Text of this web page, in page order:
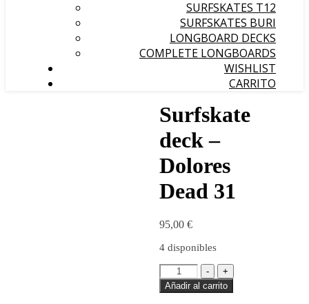
SURFSKATES T12
SURFSKATES BURI
LONGBOARD DECKS
COMPLETE LONGBOARDS
WISHLIST
CARRITO
Surfskate
deck –
Dolores
Dead 31
95,00€
4 disponibles
Surfskate
deck
-
-
+
Añadir al carrito